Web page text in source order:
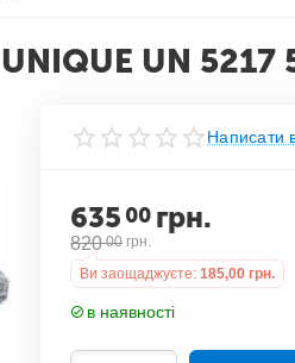
UN 5217
Написати
635 00 грн.
820 00 грн.
Ви заощаджуєте: 185,00 грн.
в наявності